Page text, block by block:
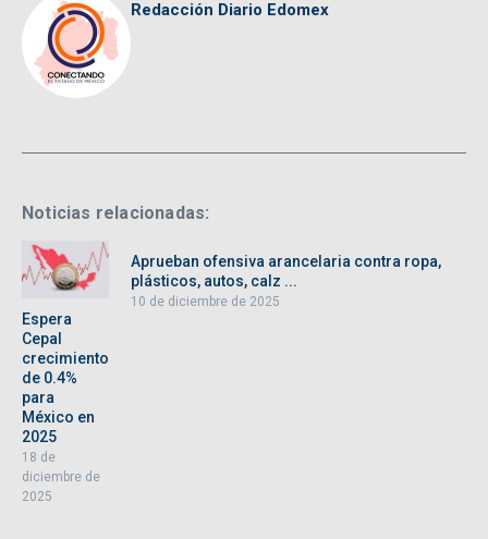
Redacción Diario Edomex
Noticias relacionadas:
Espera
Cepal
crecimiento
de 0.4%
para
México en
2025
18 de
diciembre de
2025
Aprueban ofensiva arancelaria contra ropa,
plásticos, autos, calz ...
10 de diciembre de 2025